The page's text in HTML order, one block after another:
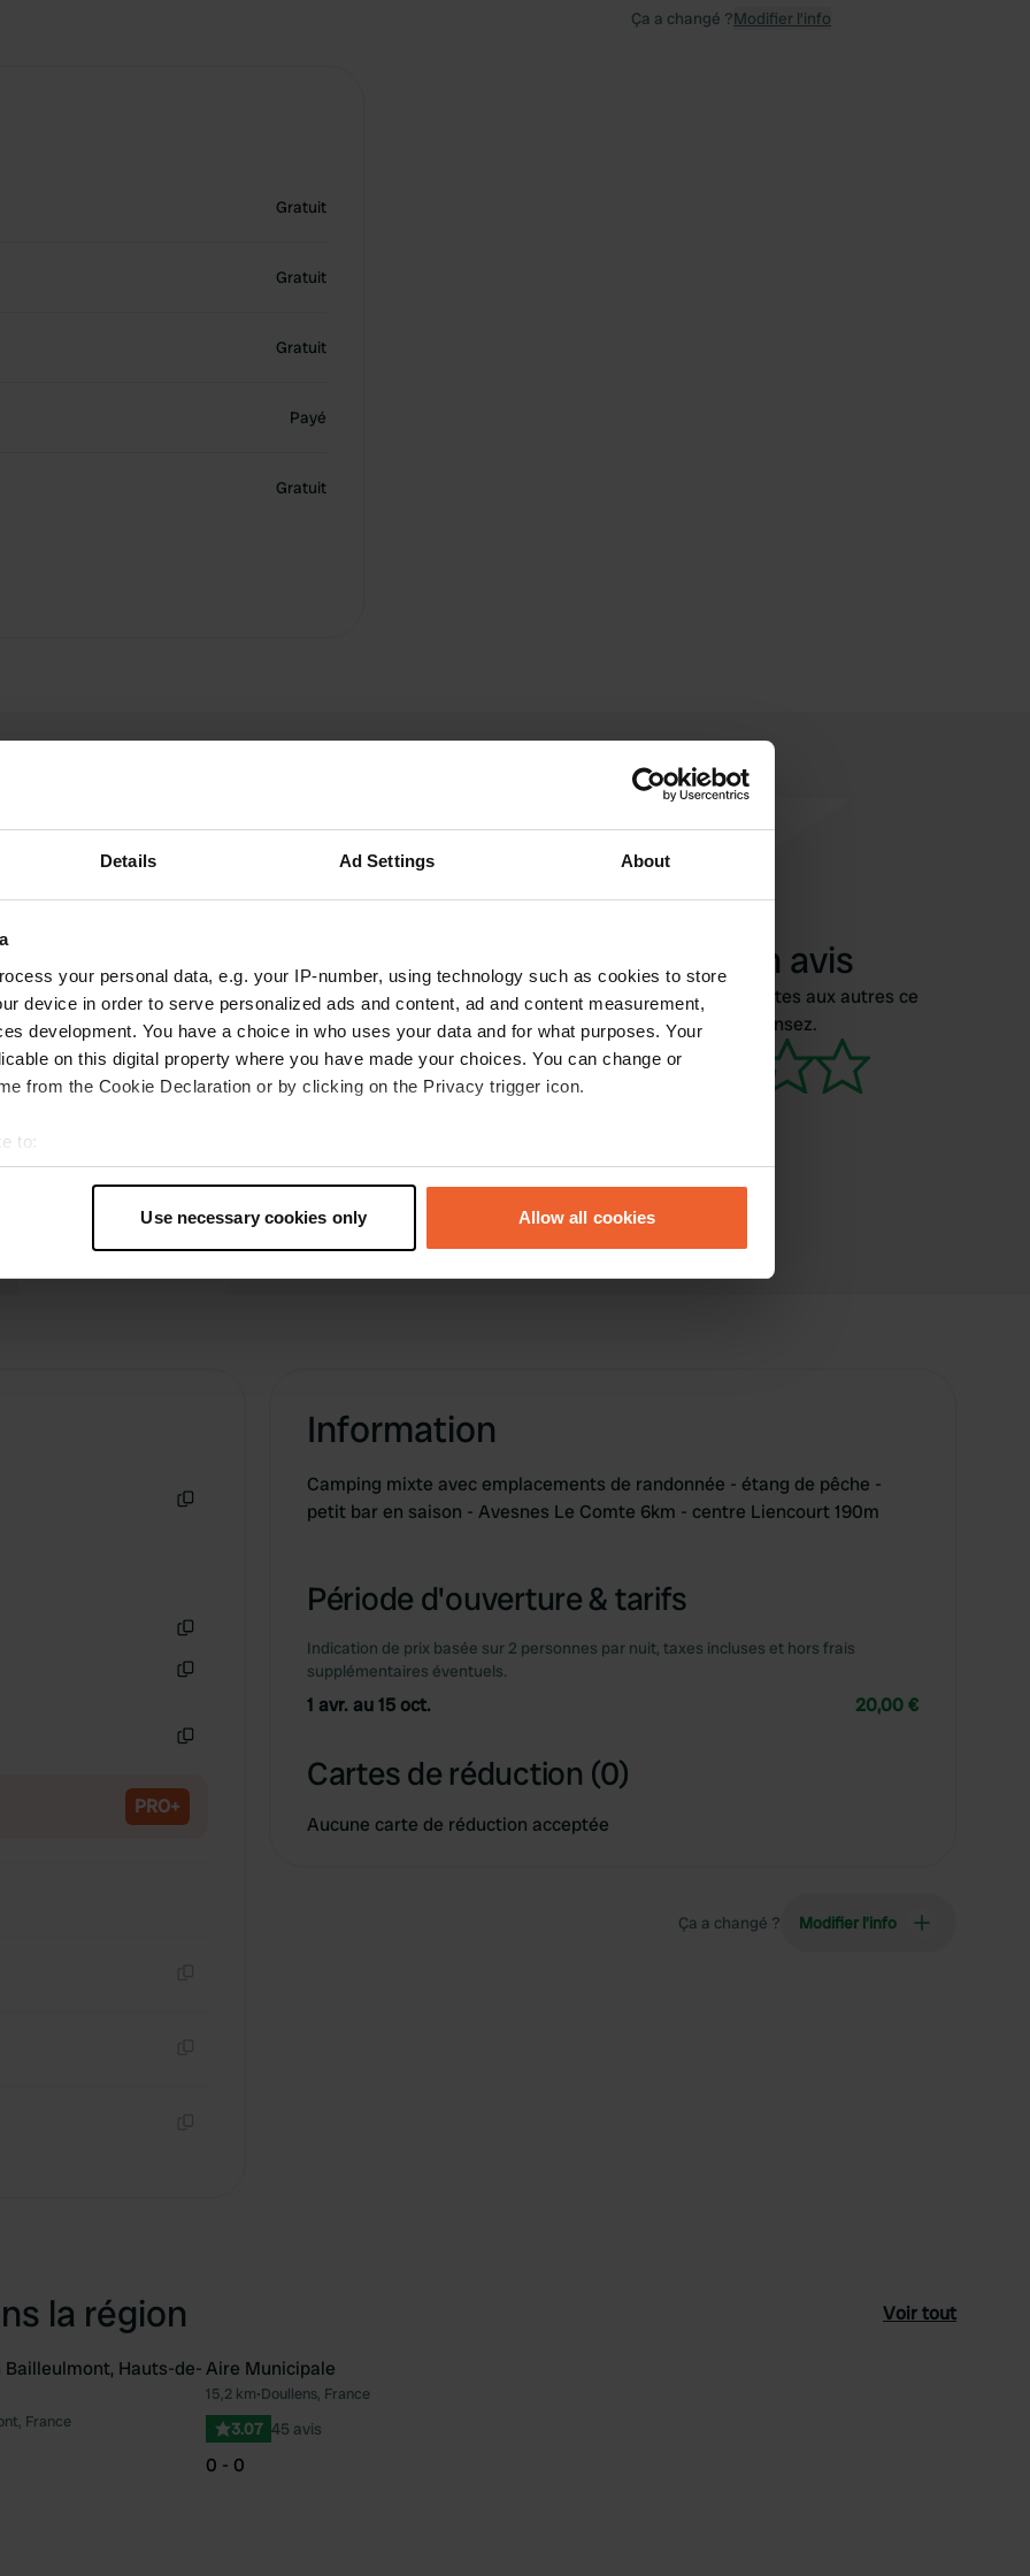
Details Ad Settings About
your personal data, e.g. your IP-number, using technology such as cookies to store
device in order to serve personalized ads and content, ad and content measurement,
development. You have a choice in who uses your data and for what purposes. Your
on this digital property where you have made your choices. You can change or
from the Cookie Declaration or by clicking on the Privacy trigger icon.
to:
geographical location which can be accurate to within several meters
personal data is processed and set your preferences in the
Use necessary cookies only Allow all cookies
Gratuit
Gratuit
Gratuit
Payé
Gratuit
Ça a changé ?Modifier l’info
Ce camping dispose de nombreux mobil-homes
permanents. Nous. ceux qui sont partis n’y ont
pas beaucoup prêté attention.
Traduit par GoogleAfficher l'original
Ajouter un avis
Vous êtes déjà venu ici ? Dites aux autres ce
que vous en pensez.
PRO+
Information
Camping mixte avec emplacements de randonnée - étang de pêche -
petit bar en saison - Avesnes Le Comte 6km - centre Liencourt 190m
Période d'ouverture & tarifs
Indication de prix basée sur 2 personnes par nuit, taxes incluses et hors frais
supplémentaires éventuels.
1 avr. au 15 oct. 20,00 €
Cartes de réduction (0)
Aucune carte de réduction acceptée
Ça a changé ? Modifier l’info
la région Voir tout
Préféré
Bailleulmont, Hauts-de-
France
Aire Municipale
15,2 km•Doullens, France
3.07 45 avis
0 - 0